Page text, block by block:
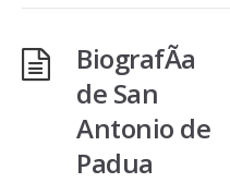
BiografÃ­a
de San
Antonio de
Padua